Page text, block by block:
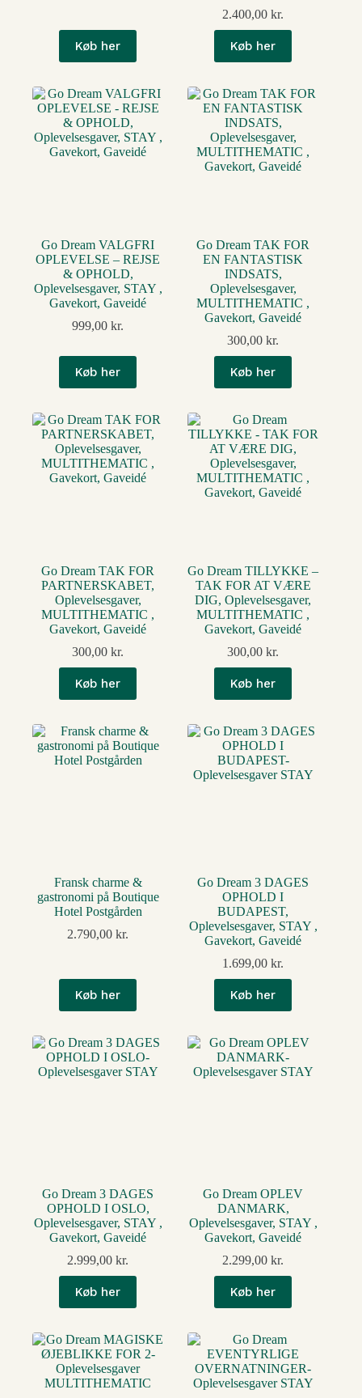
Køb her
2.400,00kr.
Køb her
Go Dream VALGFRI
OPLEVELSE – REJSE
& OPHOLD,
Oplevelsesgaver, STAY ,
Gavekort, Gaveidé
999,00kr.
Køb her
Go Dream TAK FOR
EN FANTASTISK
INDSATS,
Oplevelsesgaver,
MULTITHEMATIC ,
Gavekort, Gaveidé
300,00kr.
Køb her
Go Dream TAK FOR
PARTNERSKABET,
Oplevelsesgaver,
MULTITHEMATIC ,
Gavekort, Gaveidé
300,00kr.
Køb her
Go Dream TILLYKKE –
TAK FOR AT VÆRE
DIG, Oplevelsesgaver,
MULTITHEMATIC ,
Gavekort, Gaveidé
300,00kr.
Køb her
Fransk charme &
gastronomi på Boutique
Hotel Postgården
2.790,00kr.
Køb her
Go Dream 3 DAGES
OPHOLD I
BUDAPEST,
Oplevelsesgaver, STAY ,
Gavekort, Gaveidé
1.699,00kr.
Køb her
Go Dream 3 DAGES
OPHOLD I OSLO,
Oplevelsesgaver, STAY ,
Gavekort, Gaveidé
2.999,00kr.
Køb her
Go Dream OPLEV
DANMARK,
Oplevelsesgaver, STAY ,
Gavekort, Gaveidé
2.299,00kr.
Køb her